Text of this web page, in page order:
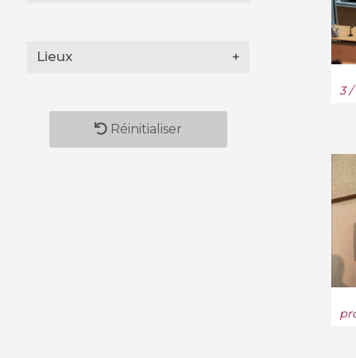
(350)
Géométrie métrique (133)
Lieux +
Réinitialiser
3